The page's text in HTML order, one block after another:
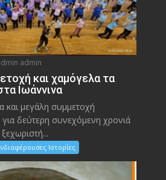
admin
και χαμόγελα τα
Ιωάννινα
και μεγάλη συμμετοχή
δεύτερη συνεχόμενη χρονιά
Ιστορίες